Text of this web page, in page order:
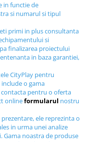
in functie de
si numarul si tipul
primi in plus consultanta
si
finalizarea proiectului
in baza garantiei,
CityPlay pentru
o gama
pentru o oferta
onlineformularul nostru
ele reprezinta o
in urma unei analize
Gama noastra de produse